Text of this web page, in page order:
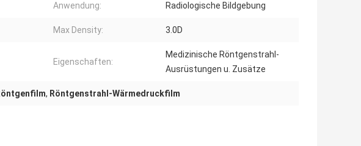
Anwendung: Radiologische Bildgebung
Max Density: 3.0D
Eigenschaften:
Medizinische Röntgenstrahl-
Ausrüstungen u. Zusätze
, Röntgenstrahl-Wärmedruckfilm